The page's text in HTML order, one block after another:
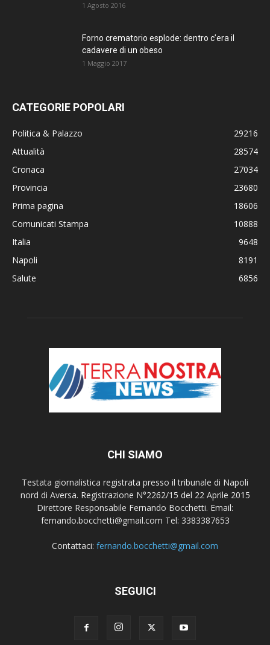
1 Agosto 2016
Forno crematorio esplode: dentro c’era il
cadavere di un obeso
1 Maggio 2017
CATEGORIE POPOLARI
Politica & Palazzo
29216
Attualità
28574
Cronaca
27034
Provincia
23680
Prima pagina
18606
Comunicati Stampa
10888
Italia
9648
Napoli
8191
Salute
6856
CHI SIAMO
Testata giornalistica registrata presso il tribunale di Napoli
nord di Aversa. Registrazione N°2262/15 del 22 Aprile 2015
Direttore Responsabile Fernando Bocchetti. Email:
fernando.bocchetti@gmail.com Tel: 3383387653
Contattaci: fernando.bocchetti@gmail.com
SEGUICI